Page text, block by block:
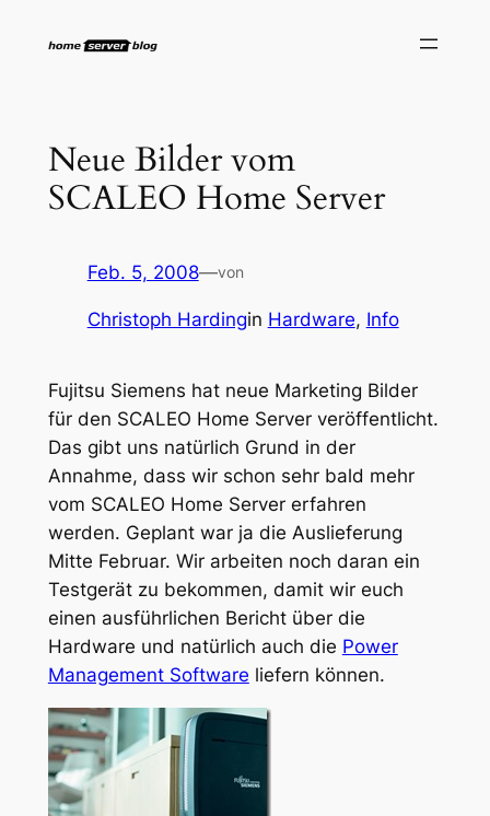
Inhalt
Neue Bilder vom
SCALEO Home Server
Feb. 5, 2008—von
Christoph Hardingin Hardware, Info
Fujitsu Siemens hat neue Marketing Bilder
für den SCALEO Home Server veröffentlicht.
Das gibt uns natürlich Grund in der
Annahme, dass wir schon sehr bald mehr
vom SCALEO Home Server erfahren
werden. Geplant war ja die Auslieferung
Mitte Februar. Wir arbeiten noch daran ein
Testgerät zu bekommen, damit wir euch
einen ausführlichen Bericht über die
Hardware und natürlich auch die Power
Management Software liefern können.